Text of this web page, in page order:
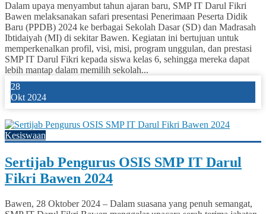
Dalam upaya menyambut tahun ajaran baru, SMP IT Darul Fikri
Bawen melaksanakan safari presentasi Penerimaan Peserta Didik
Baru (PPDB) 2024 ke berbagai Sekolah Dasar (SD) dan Madrasah
Ibtidaiyah (MI) di sekitar Bawen. Kegiatan ini bertujuan untuk
memperkenalkan profil, visi, misi, program unggulan, dan prestasi
SMP IT Darul Fikri kepada siswa kelas 6, sehingga mereka dapat
lebih mantap dalam memilih sekolah...
28
Okt 2024
Kesiswaan
Sertijab Pengurus OSIS SMP IT Darul
Fikri Bawen 2024
Bawen, 28 Oktober 2024 – Dalam suasana yang penuh semangat,